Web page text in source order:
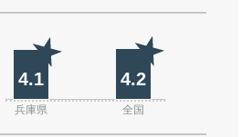
4.1 4.2
兵庫県 全国